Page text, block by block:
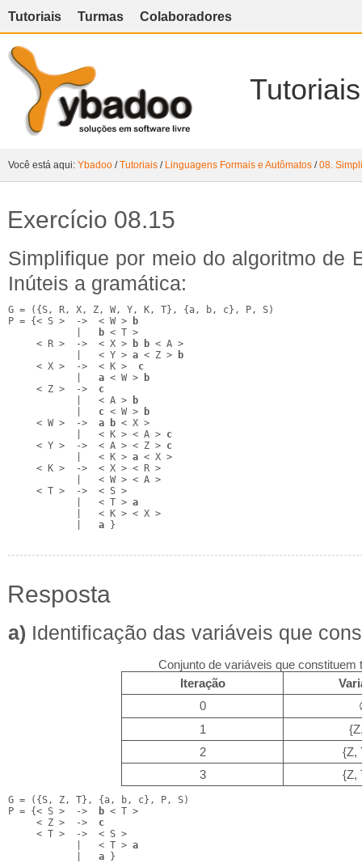
Tutoriais Turmas Colaboradores
Tutoriais
Você está aqui: Ybadoo /Tutoriais / Linguagens Formais e Autômatos /08.
Exercício 08.15
Simplifique por meio do algoritmo de
Inúteis a gramática:
G = ({S, R, X, Z, W, Y, K, T}, {a, b, c}, P, S)
P = {< S >  ->  < W >
b
b < T >
     < R >  ->  < X >
b b < A >
            |   < Y >
a < Z >
b
     < X >  ->  < K >
c
a < W >
b
     < Z >  ->
c
            |   < A >
b
c < W >
b
     < W >  ->
a b < X >
            |   < K > < A >
c
     < Y >  ->  < A > < Z >
c
            |   < K >
a < X >
     < K >  ->  < X > < R >
            |   < W > < A >
     < T >  ->  < S >
            |   < T >
a
            |   < K > < X >
a }
Resposta
a) Identificação das variáveis que
Conjunto de variáveis que constituem
Iteração
0
1
2
{Z,
3
{Z,
G = ({S, Z, T}, {a, b, c}, P, S)
P = {< S >  ->
b < T >
     < Z >  ->
c
     < T >  ->  < S >
            |   < T >
a
a }